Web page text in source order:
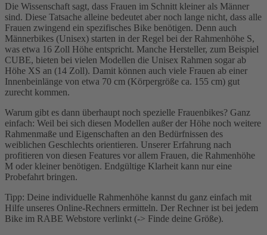
Die Wissenschaft sagt, dass Frauen im Schnitt kleiner als Männer
sind. Diese Tatsache alleine bedeutet aber noch lange nicht, dass alle
Frauen zwingend ein spezifisches Bike benötigen. Denn auch
Männerbikes (Unisex) starten in der Regel bei der Rahmenhöhe S,
was etwa 16 Zoll Höhe entspricht. Manche Hersteller, zum Beispiel
CUBE, bieten bei vielen Modellen die Unisex Rahmen sogar ab
Höhe XS an (14 Zoll). Damit können auch viele Frauen ab einer
Innenbeinlänge von etwa 70 cm (Körpergröße ca. 155 cm) gut
zurecht kommen.
Warum gibt es dann überhaupt noch spezielle Frauenbikes? Ganz
einfach: Weil bei sich diesen Modellen außer der Höhe noch weitere
Rahmenmaße und Eigenschaften an den Bedürfnissen des
weiblichen Geschlechts orientieren. Unserer Erfahrung nach
profitieren von diesen Features vor allem Frauen, die Rahmenhöhe
M oder kleiner benötigen. Endgültige Klarheit kann nur eine
Probefahrt bringen.
Tipp: Deine individuelle Rahmenhöhe kannst du ganz einfach mit
Hilfe unseres Online-Rechners ermitteln. Der Rechner ist bei jedem
Bike im RABE Webstore verlinkt (-> Finde deine Größe).